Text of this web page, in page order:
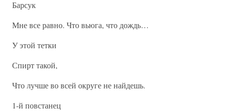
Барсук
Мне все равно. Что вьюга, что дождь…
У этой тетки
Спирт такой,
Что лучше во всей округе не найдешь.
1-й повстанец